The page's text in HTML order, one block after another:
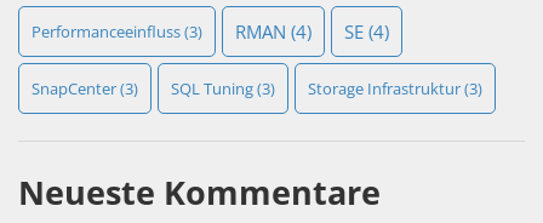
Performanceeinfluss(3) RMAN (4) SE (4)
SnapCenter(3) SQL Tuning(3) Storage Infrastruktur(3)
Neueste Kommentare